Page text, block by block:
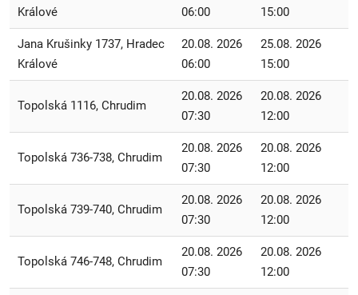
Králové
06:00
15:00
Jana Krušinky 1737, Hradec
Králové
20.08. 2026
06:00
25.08. 2026
15:00
Topolská 1116, Chrudim
20.08. 2026
07:30
20.08. 2026
12:00
Topolská 736-738, Chrudim
20.08. 2026
07:30
20.08. 2026
12:00
Topolská 739-740, Chrudim
20.08. 2026
07:30
20.08. 2026
12:00
Topolská 746-748, Chrudim
20.08. 2026
07:30
20.08. 2026
12:00